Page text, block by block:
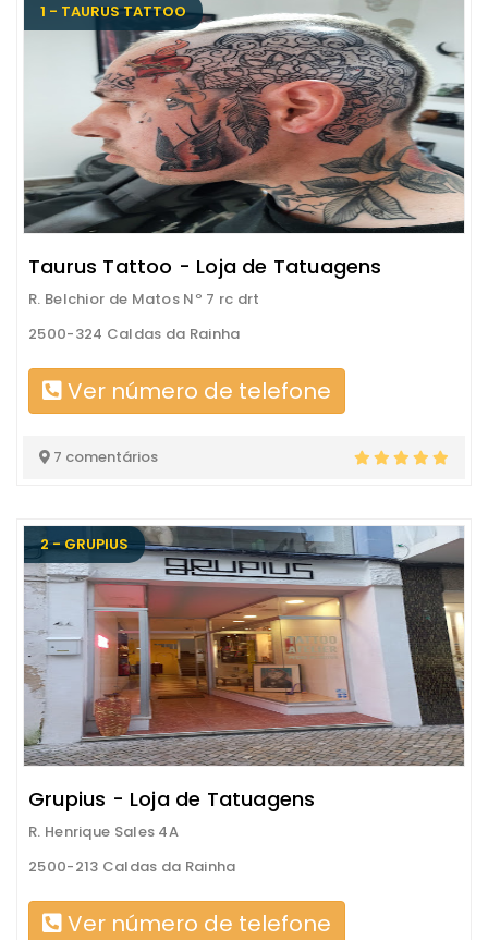
1 - TAURUS TATTOO
Taurus Tattoo - Loja de Tatuagens
R. Belchior de Matos Nº 7 rc drt
2500-324 Caldas da Rainha
Ver número de telefone
7 comentários
2 - GRUPIUS
Grupius - Loja de Tatuagens
R. Henrique Sales 4A
2500-213 Caldas da Rainha
Ver número de telefone